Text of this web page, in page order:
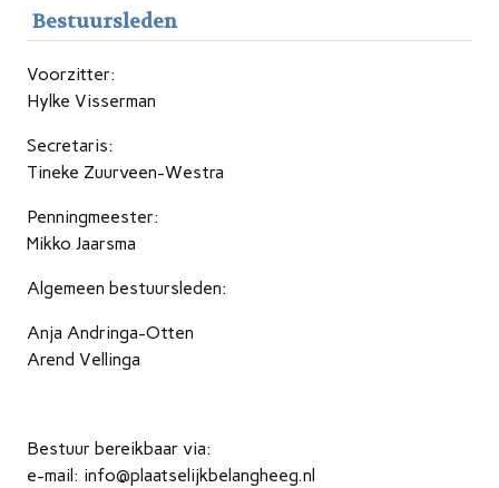
Bestuursleden
Voorzitter:
Hylke Visserman
Secretaris:
Tineke Zuurveen-Westra
Penningmeester:
Mikko Jaarsma
Algemeen bestuursleden:
Anja Andringa-Otten
Arend Vellinga
Bestuur bereikbaar via:
e-mail: info@plaatselijkbelangheeg.nl